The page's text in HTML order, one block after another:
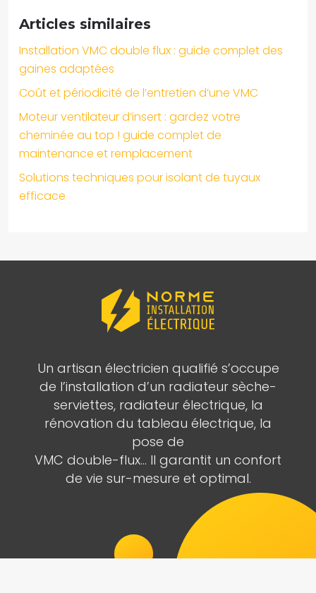
Articles similaires
Installation VMC double flux : guide complet des
gaines adaptées
Coût et périodicité de l’entretien d’une VMC
Moteur ventilateur d’insert : gardez votre
cheminée au top ! guide complet de
maintenance et remplacement
Solutions techniques pour isolant de tuyaux
efficace
Un artisan électricien qualifié s’occupe
de l’installation d’un radiateur sèche-
serviettes, radiateur électrique, la
rénovation du tableau électrique, la
pose de
VMC double-flux… Il garantit un confort
de vie sur-mesure et optimal.